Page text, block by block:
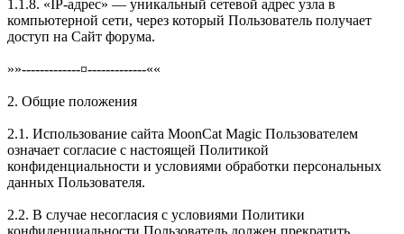
1.1.8. «IP-адрес» — уникальный сетевой адрес узла в
компьютерной сети, через который Пользователь получает
доступ на Сайт форума.
»»-------------¤-------------««
2. Общие положения
2.1. Использование сайта MoonCat Magic Пользователем
означает согласие с настоящей Политикой
конфиденциальности и условиями обработки персональных
данных Пользователя.
2.2. В случае несогласия с условиями Политики
конфиденциальности Пользователь должен прекратить